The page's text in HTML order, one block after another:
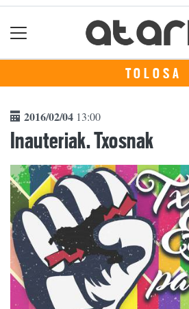
TOLOSA
2016/02/04 13:00
Inauteriak. Txosnak